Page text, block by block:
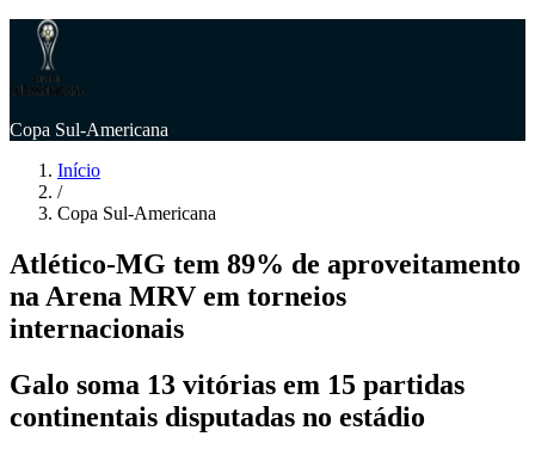
Copa Sul-Americana
Início
/
Copa Sul-Americana
Atlético-MG tem 89% de aproveitamento
na Arena MRV em torneios
internacionais
Galo soma 13 vitórias em 15 partidas
continentais disputadas no estádio